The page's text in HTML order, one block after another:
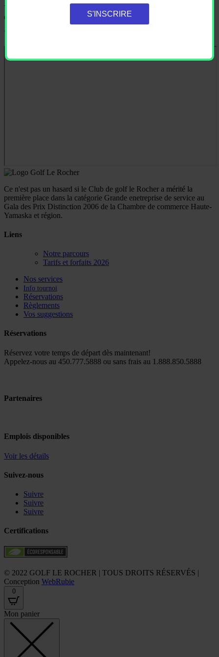
Vous recevrez en primeur les promotions de saison et les rabais
d'événements.
Vous pouvez vous désabonner en tout temps.
Ce n'est pas un hasard si le Club de golf le Rocher a mérité la
première place dans la catégorie Grande enetreprise de service au
Gala des Prix Distinction 2006 de la Chambre de commerce Haute-
Yamaska et région.
Liens
Notre parcours
Tarifs et forfaits 2026
Nos services
Info tournoi
Réservations
Règlements
Vos suggestions
Réservations
Réservez votre temps de départ dès maintenant!
Appelez-nous au 450.777.5888 ou sans frais au 1.888.850.5888
Partenaires
Emplois disponibles
Voir les détails
Suivez-nous
Suivre
Suivre
Suivre
Certifications
© 2022 GOLF LE ROCHER | TOUS DROITS RÉSERVÉS |
Conception WebRubie
0
Mon panier
S'INSCRIRE